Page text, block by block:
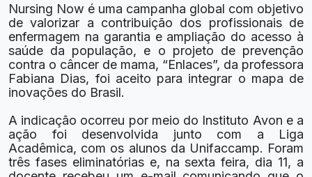
Nursing Now é uma campanha global com objetivo
de valorizar a contribuição dos profissionais de
enfermagem na garantia e ampliação do acesso à
saúde da população, e o projeto de prevenção
contra o câncer de mama, “Enlaces”, da professora
Fabiana Dias, foi aceito para integrar o mapa de
inovações do Brasil.
A indicação ocorreu por meio do Instituto Avon e a
ação foi desenvolvida junto com a Liga
Acadêmica, com os alunos da Unifaccamp. Foram
três fases eliminatórias e, na sexta feira, dia 11, a